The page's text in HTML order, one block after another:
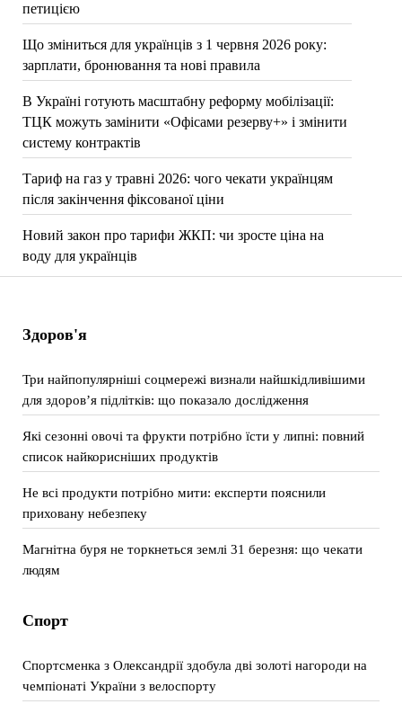
петицією
Що зміниться для українців з 1 червня 2026 року:
зарплати, бронювання та нові правила
В Україні готують масштабну реформу мобілізації:
ТЦК можуть замінити «Офісами резерву+» і змінити
систему контрактів
Тариф на газ у травні 2026: чого чекати українцям
після закінчення фіксованої ціни
Новий закон про тарифи ЖКП: чи зросте ціна на
воду для українців
Здоров'я
Три найпопулярніші соцмережі визнали найшкідливішими
для здоров’я підлітків: що показало дослідження
Які сезонні овочі та фрукти потрібно їсти у липні: повний
список найкорисніших продуктів
Не всі продукти потрібно мити: експерти пояснили
приховану небезпеку
Магнітна буря не торкнеться землі 31 березня: що чекати
людям
Спорт
Спортсменка з Олександрії здобула дві золоті нагороди на
чемпіонаті України з велоспорту